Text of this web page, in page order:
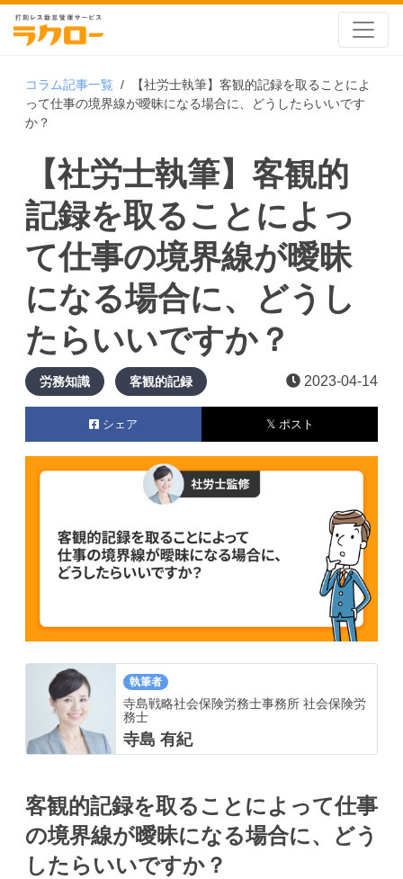
コラム記事一覧 /
【社労士執筆】客観的記録を取ることによ
って仕事の境界線が曖昧になる場合に、どうしたらいいです
か？
【社労士執筆】客観的
記録を取ることによっ
て仕事の境界線が曖昧
になる場合に、どうし
たらいいですか？
労務知識 客観的記録 2023-04-14
シェア 𝕏 ポスト
執筆者
寺島戦略社会保険労務士事務所 社会保険労
務士
寺島 有紀
客観的記録を取ることによって仕事
の境界線が曖昧になる場合に、どう
したらいいですか？